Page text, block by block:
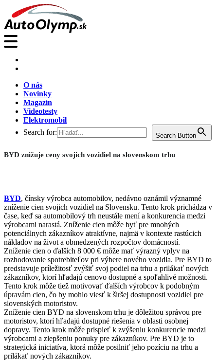
O nás
Novinky
Magazín
Videotesty
Elektromobil
Search for:
Search Button
BYD znižuje ceny svojich vozidiel na slovenskom trhu
BYD, čínsky výrobca automobilov, nedávno oznámil významné
zníženie cien svojich vozidiel na Slovensku. Tento krok prichádza v
čase, keď sa automobilový trh neustále mení a konkurencia medzi
výrobcami narastá. Zníženie cien môže byť pre mnohých
potenciálnych zákazníkov atraktívne, najmä v kontexte rastúcich
nákladov na život a obmedzených rozpočtov domácností.
Zníženie cien o ďalších 8 000 € môže mať výrazný vplyv na
rozhodovanie spotrebiteľov pri výbere nového vozidla. Pre BYD to
predstavuje príležitosť zvýšiť svoj podiel na trhu a prilákať nových
zákazníkov, ktorí hľadajú cenovo dostupné a spoľahlivé možnosti.
Tento krok môže tiež motivovať ďalších výrobcov k podobným
úpravám cien, čo by mohlo viesť k širšej dostupnosti vozidiel pre
slovenských motoristov.
Zníženie cien BYD na slovenskom trhu je dôležitou správou pre
motoristov, ktorí hľadajú dostupné riešenia v oblasti osobnej
dopravy. Tento krok môže prispieť k zvýšeniu konkurencie medzi
výrobcami a zlepšeniu ponuky pre zákazníkov. Pre BYD je to
strategická iniciatíva, ktorá môže posilniť jeho pozíciu na trhu a
prilákať nových zákazníkov.